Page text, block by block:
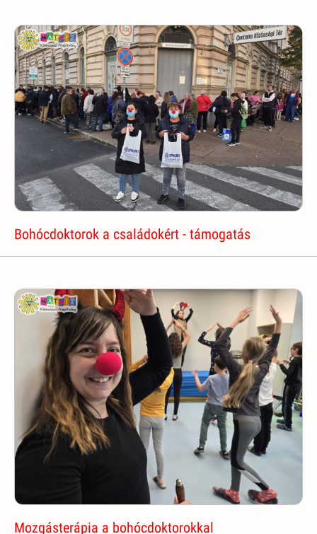
Bohócdoktorok a családokért - támogatás
Mozgásterápia a bohócdoktorokkal